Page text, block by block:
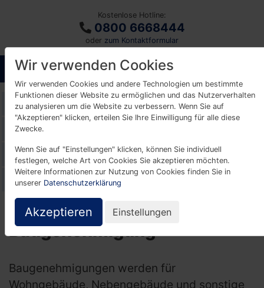
Kostenlose Hotline:
0800 6668444
oder zum Kontaktformular
Glossar
A
B
L
M N O P R S T U
W
Z
Baugenehmigung
Baugenehmigungen werden für
Wohngebäude, Nebengebäude und sonstige
Wir verwenden Cookies
Wir verwenden Cookies und andere Technologien um bestimmte
Funktionen dieser Website zu ermöglichen und das Nutzerverhalten
zu analysieren um die Website zu verbessern. Wenn Sie auf
"Akzeptieren" klicken, erteilen Sie Ihre Einwilligung für alle diese
Zwecke.
Wenn Sie auf "Einstellungen" klicken, können Sie individuell
festlegen, welche Art von Cookies Sie akzeptieren möchten.
Weitere Informationen zur Nutzung von Cookies finden Sie in
unserer Datenschutzerklärung
Akzeptieren Einstellungen